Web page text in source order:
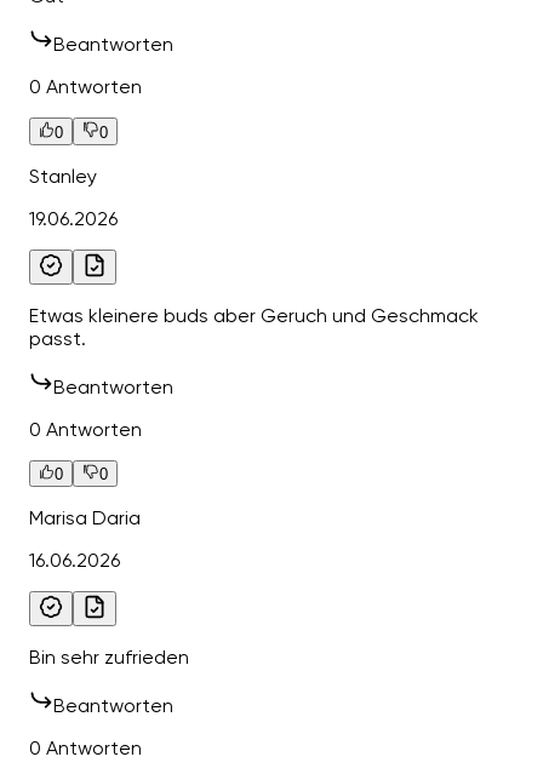
Beantworten
0 Antworten
0 0
Stanley
19.06.2026
Etwas kleinere buds aber Geruch und Geschmack
passt.
Beantworten
0 Antworten
0 0
Marisa Daria
16.06.2026
Bin sehr zufrieden
Beantworten
0 Antworten